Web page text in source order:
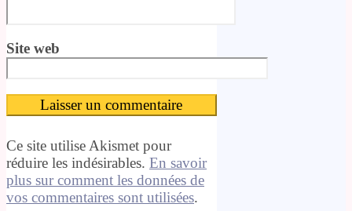
Site web
Ce site utilise Akismet pour
réduire les indésirables. En savoir
plus sur comment les données de
vos commentaires sont utilisées.